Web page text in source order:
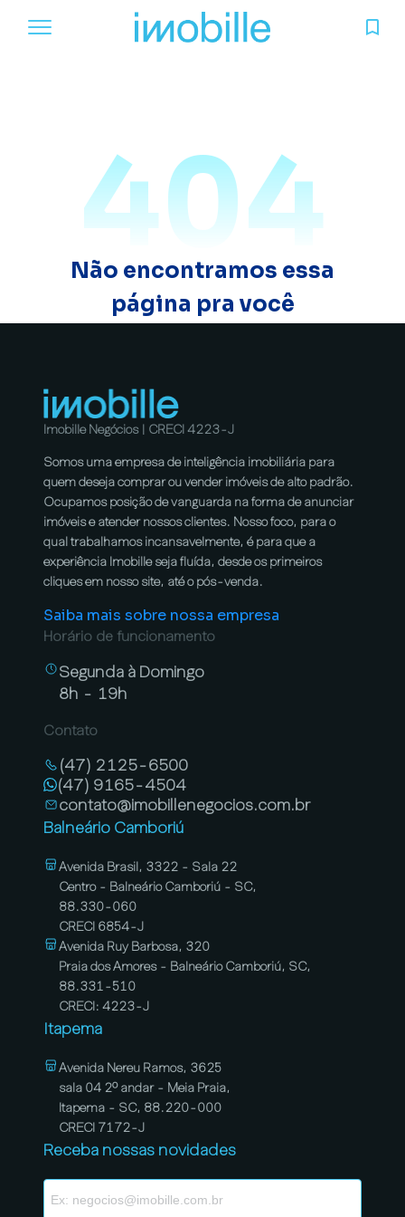
404
Não encontramos essa
página pra você
Imobille Negócios | CRECI 4223-J
Somos uma empresa de inteligência imobiliária para
quem deseja comprar ou vender imóveis de alto padrão.
Ocupamos posição de vanguarda na forma de anunciar
imóveis e atender nossos clientes. Nosso foco, para o
qual trabalhamos incansavelmente, é para que a
experiência Imobille seja fluída, desde os primeiros
cliques em nosso site, até o pós-venda.
Saiba mais sobre nossa empresa
Horário de funcionamento
Segunda à Domingo
8h - 19h
Contato
(47) 2125-6500
(47) 9165-4504
contato@imobillenegocios.com.br
Balneário Camboriú
Avenida Brasil, 3322 - Sala 22
Centro - Balneário Camboriú - SC,
88.330-060
CRECI 6854-J
Avenida Ruy Barbosa, 320
Praia dos Amores - Balneário Camboriú, SC,
88.331-510
CRECI: 4223-J
Itapema
Avenida Nereu Ramos, 3625
sala 04 2º andar - Meia Praia,
Itapema - SC, 88.220-000
CRECI 7172-J
Receba nossas novidades